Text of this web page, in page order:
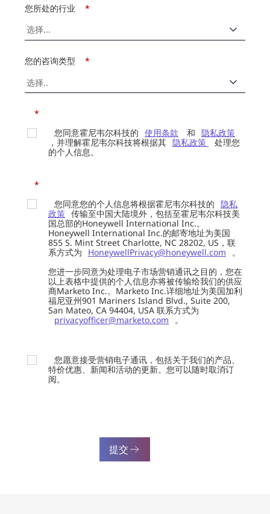
*
您所处的行业
*
您的咨询类型
*
您同意霍尼韦尔科技的 使用条款 和 隐私政策
，并理解霍尼韦尔科技将根据其 隐私政策
处理您
的个人信息。
*
您同意您的个人信息将根据霍尼韦尔科技的 隐私
政策 传输至中国大陆境外，包括至霍尼韦尔科技美
国总部的Honeywell International Inc.。
Honeywell International Inc.的邮寄地址为美国
855 S. Mint Street Charlotte, NC 28202, US，联
系方式为
HoneywellPrivacy@honeywell.com
。
您进一步同意为处理电子市场营销通讯之目的，您在
以上表格中提供的个人信息亦将被传输给我们的供应
商Marketo Inc.。Marketo Inc.详细地址为美国加利
福尼亚州901 Mariners Island Blvd., Suite 200,
San Mateo, CA 94404, USA 联系方式为
privacyofficer@marketo.com
。
您愿意接受营销电子通讯，包括关于我们的产品、
特价优惠、新闻和活动的更新。您可以随时取消订
阅。
提交